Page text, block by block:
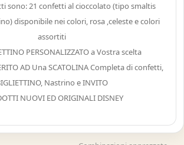
sono: 21 confetti al cioccolato (tipo smaltis
disponibile nei colori, rosa ,celeste e colori
assortiti
PERSONALIZZATO a Vostra scelta
AD Una SCATOLINA Completa di confetti,
Nastrino e INVITO
NUOVI ED ORIGINALI DISNEY